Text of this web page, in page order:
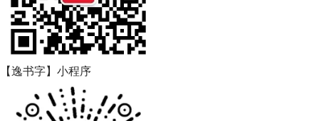
【逸书字】小程序